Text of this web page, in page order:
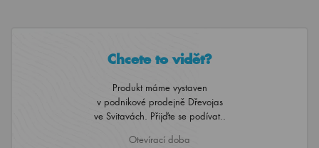
Chcete to vidět?
Produkt máme vystaven
v podnikové prodejně Dřevojas
ve Svitavách. Přijďte se podívat..
Otevírací doba